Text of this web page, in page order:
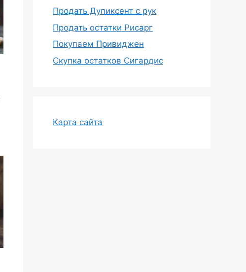
Продать Дупиксент с рук
Продать остатки Рисарг
Покупаем Привиджен
Скупка остатков Сигардис
Карта сайта